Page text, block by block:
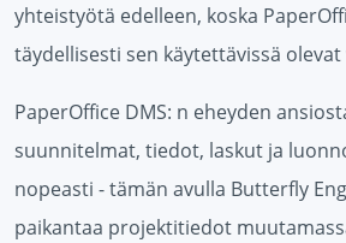
yhteistyötä edelleen, koska
täydellisesti sen käytettävissä
PaperOffice DMS: n eheyden
suunnitelmat, tiedot, laskut ja
nopeasti - tämän avulla Butterfly
paikantaa projektitiedot